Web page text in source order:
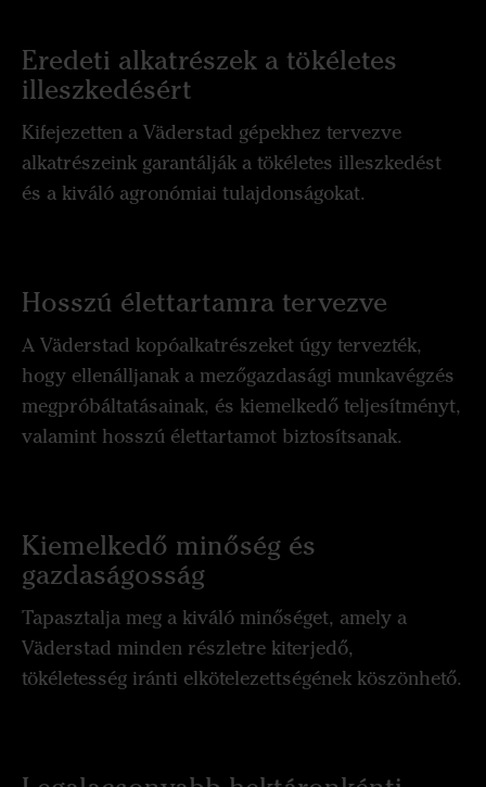
Eredeti alkatrészek a tökéletes
illeszkedésért
Kifejezetten a Väderstad gépekhez tervezve
alkatrészeink garantálják a tökéletes illeszkedést
és a kiváló agronómiai tulajdonságokat.
Hosszú élettartamra tervezve
A Väderstad kopóalkatrészeket úgy tervezték,
hogy ellenálljanak a mezőgazdasági munkavégzés
megpróbáltatásainak, és kiemelkedő teljesítményt,
valamint hosszú élettartamot biztosítsanak.
Kiemelkedő minőség és
gazdaságosság
Tapasztalja meg a kiváló minőséget, amely a
Väderstad minden részletre kiterjedő,
tökéletesség iránti elkötelezettségének köszönhető.